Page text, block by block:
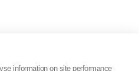
information on site performance